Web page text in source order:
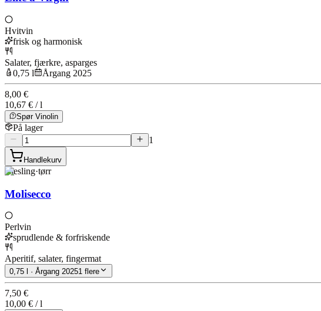
Hvitvin
frisk og harmonisk
Salater, fjærkre, asparges
0,75 l
Årgang 2025
8,00 €
10,67 € / l
Spør Vinolin
På lager
1
Handlekurv
Riesling·tørr
Molisecco
Perlvin
sprudlende & forfriskende
Aperitif, salater, fingermat
0,75 l · Årgang 20251 flere
7,50 €
10,00 € / l